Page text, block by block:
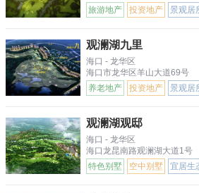
旅游地产
投资地产 景观居
观澜湖九里
海口 - 龙华区
海口市龙华区羊山大道69号
养老地产
投资地产 景观居
观澜湖观邸
海口 - 龙华区
海口龙昆南路观澜湖大道1号
特色别墅
空中别墅 宜居生